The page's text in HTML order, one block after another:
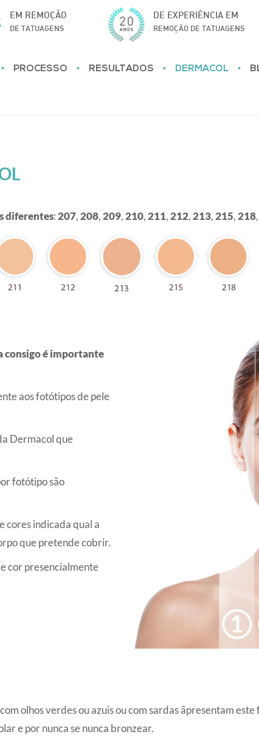
EM REMOÇÃO
DE TATUAGENS
DE EXPERIÊNCIA EM
REMOÇÃO DE TATUAGENS
• PROCESSO • RESULTADOS • DERMACOL •
diferentes:207,208,209,210,211,212,213,215,218,
consigo é importante
aos fotótipos de pele
Dermacol que
fotótipo são
cores indicada qual a
que pretende cobrir.
cor presencialmente
olhos verdes ou azuis ou com sardas ãpresentam
e por nunca se nunca bronzear.